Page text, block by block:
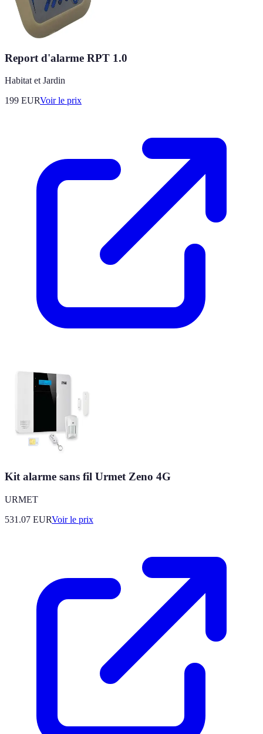
Report d'alarme RPT 1.0
Habitat et Jardin
199 EURVoir le prix
Kit alarme sans fil Urmet Zeno 4G
URMET
531.07 EURVoir le prix